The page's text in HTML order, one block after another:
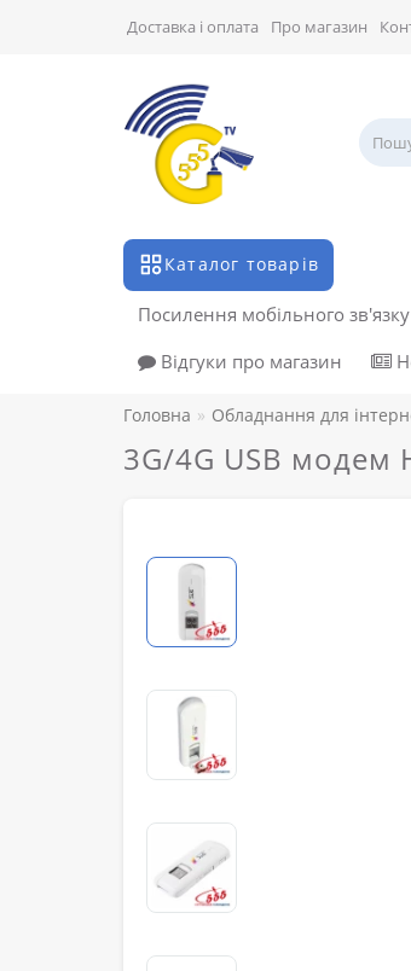
Доставка і оплата Про магазин
Каталог товарів
Посилення мобільного зв'язку
Відгуки про магазин
Головна Обладнання для
3G/4G USB модем